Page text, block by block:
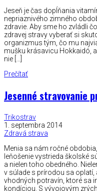
Jeseň je čas dopĺňania
nepriaznivého zimného
zdravie. Aby sme ho zvládli
zdravej stravy vyberať si
organizmus tým, čo mu
mušku krásavicu Hokkaidó,
nie […]
Prečítať
Jesenné stravovanie
Trikostrav
1. septembra 2014
Zdravá strava
Menia sa nám ročné
leňošenie vystrieda školské
a nielen toho obedného.
v súlade s prírodou sa oplatí,
vhodných potravín, ktoré sa
kondíciou. S vývojovým